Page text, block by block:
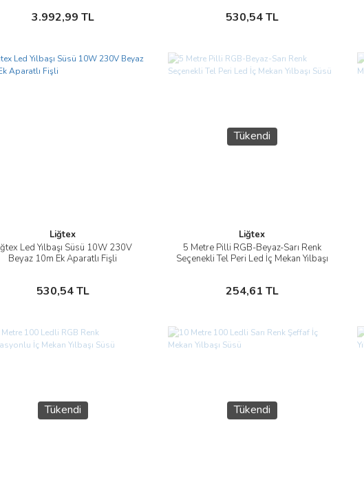
3.992,99 TL
Sepete Ekle 530,54 TL
Sepete Ekle
Liğtex
Led Yılbaşı Süsü 10W 230V
Beyaz 10m Ek Aparatlı Fişli
530,54 TL
İncele
Sepete Ekle
Tükendi
Liğtex
5 Metre Pilli RGB-Beyaz-Sarı Renk
Seçenekli Tel Peri Led İç Mekan Yılbaşı
254,61 TL
İncele
Stokta Yok
Tükendi Tükendi